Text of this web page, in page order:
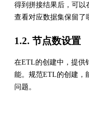
得到拼接结果后，可以
查看对应数据集保留了
1.2. 节点数设置
在ETL的创建中，提供
能。规范ETL的创建，
问题。